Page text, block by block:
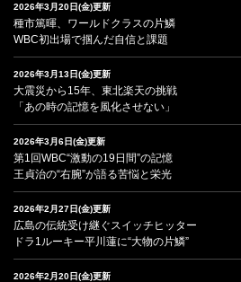
2026年3月20日(金)更新
種市篤暉、ワールドクラスの片鱗
WBC初出場で掴んだ自信と課題
2026年3月13日(金)更新
大震災から15年、東北楽天の挑戦
「あの時の記憶を風化させない」
2026年3月6日(金)更新
第1回WBC“激動の19日間”の記憶
王貞治の“右腕”が語る苦悩と栄光
2026年2月27日(金)更新
広島の伝統受け継ぐスイッチヒッター
ドラ1ルーキー平川蓮に“大物の片鱗”
2026年2月20日(金)更新